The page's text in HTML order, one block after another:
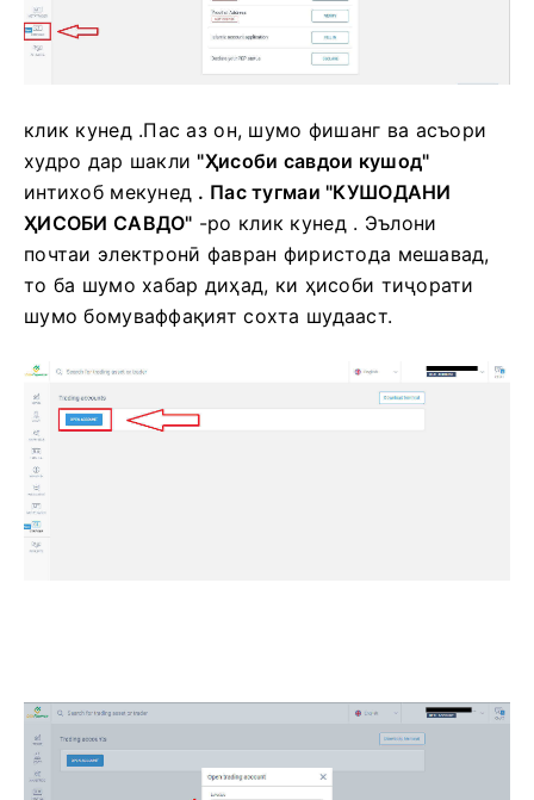
клик кунед .Пас аз он, шумо фишанг ва асъори
худро дар шакли "Ҳисоби савдои кушод"
интихоб мекунед . Пас тугмаи "КУШОДАНИ
ҲИСОБИ САВДО" -ро клик кунед . Эълони
почтаи электронӣ фавран фиристода мешавад,
то ба шумо хабар диҳад, ки ҳисоби тиҷорати
шумо бомуваффақият сохта шудааст.